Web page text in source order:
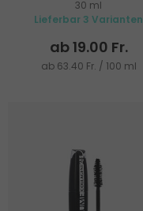
30 ml
Lieferbar 3 Varianten
ab 19.00 Fr.
ab 63.40 Fr. / 100 ml